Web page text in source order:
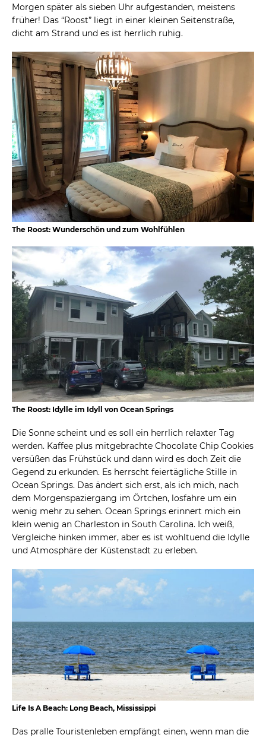
Morgen später als sieben Uhr aufgestanden, meistens
früher! Das “Roost” liegt in einer kleinen Seitenstraße,
dicht am Strand und es ist herrlich ruhig.
The Roost: Wunderschön und zum Wohlfühlen
The Roost: Idylle im Idyll von Ocean Springs
Die Sonne scheint und es soll ein herrlich relaxter Tag
werden. Kaffee plus mitgebrachte Chocolate Chip Cookies
versüßen das Frühstück und dann wird es doch Zeit die
Gegend zu erkunden. Es herrscht feiertägliche Stille in
Ocean Springs. Das ändert sich erst, als ich mich, nach
dem Morgenspaziergang im Örtchen, losfahre um ein
wenig mehr zu sehen. Ocean Springs erinnert mich ein
klein wenig an Charleston in South Carolina. Ich weiß,
Vergleiche hinken immer, aber es ist wohltuend die Idylle
und Atmosphäre der Küstenstadt zu erleben.
Life Is A Beach: Long Beach, Mississippi
Das pralle Touristenleben empfängt einen, wenn man die